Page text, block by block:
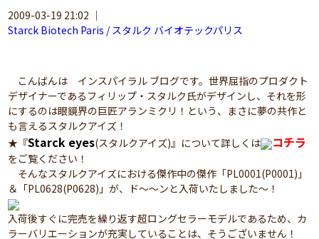
2009-03-19 21:02 ｜
Starck Biotech Paris / スタルク バイオテックパリス
こんばんは インスパイラル ブログです。世界屈指のプロダクト
デザイナーであるフィリップ・スタルク氏がデザインし、それを形
にするのは眼鏡界の巨匠アランミクリ！という、まさに夢の共作と
も言えるスタルクアイズ！
★『Starck eyes(スタルクアイズ)』について詳しくは コチラ
をご覧ください！
そんなスタルクアイズにおける傑作中の傑作「PL0001(P0001)」
＆「PL0628(P0628)」が、ド～～ンと入荷いたしました～！
入荷後すぐに完売を繰り返す超ロングセラーモデルであるため、カ
ラーバリエーションが充実していることは、そうございません！